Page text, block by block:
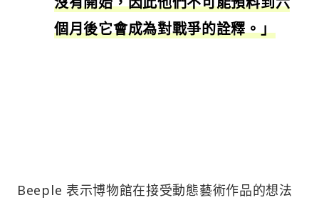
個月後它會成為對戰爭的詮釋。」
Beeple 表示博物館在接受動態藝術作品的想法